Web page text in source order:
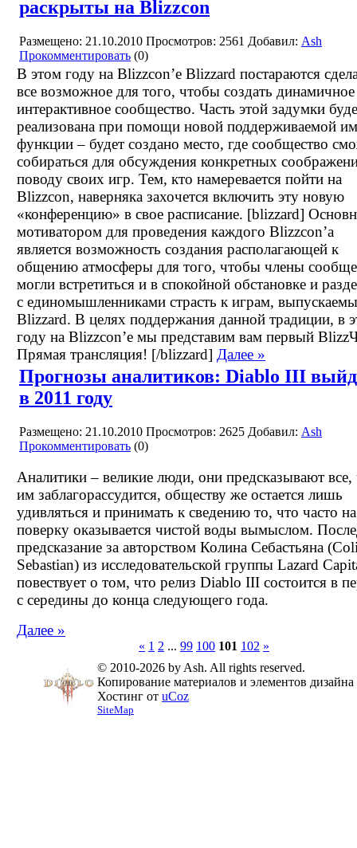
раскрыты на Blizzcon
Размещено: 21.10.2010 Просмотров: 2561 Добавил: Ash
Прокомментировать (0)
В этом году на Blizzcon’е Blizzard постараются
все возможное для того, чтобы создать динамичное
интерактивное сообщество. Часть этой задумки
реализована при помощи новой поддерживаемой
функции – будет создано место, где сообщество
собираться для обсуждения конкретных
поводу своих игр. Тем, кто намеревается пойти на
Blizzcon, наверняка захочется включить эту новую
«конференцию» в свое расписание. [blizzard]
мотиватором для проведения каждого Blizzcon’а
является возможность создания располагающей к
общению атмосферы для того, чтобы члены
могли встретиться и в спокойной обстановке и
с единомышленниками страсть к играм,
Blizzard. В целях поддержания данной традиции, в
году на Blizzcon’е мы представим вам первый
Прямая трансляция! [/blizzard] Далее »
Прогнозы аналитиков: Diablo III
в 2011 году
Размещено: 21.10.2010 Просмотров: 2625 Добавил: Ash
Прокомментировать (0)
Аналитики – великие люди, они предсказывают все,
им заблагорассудится, обществу же остается лишь
удивляться и принимать к сведению то, что часто на
поверку оказывается чистой воды вымыслом.
предсказание за авторством Колина Себастьяна
Sebastian) из исследовательской группы Lazard
повествует о том, что релиз Diablo III состоится в
с середины до конца следующего года.
Далее »
« 1 2 ... 99 100 101 102 »
© 2010-2026 by Ash. All rights reserved.
Копирование материалов и элементов
Хостинг от uCoz
SiteMap